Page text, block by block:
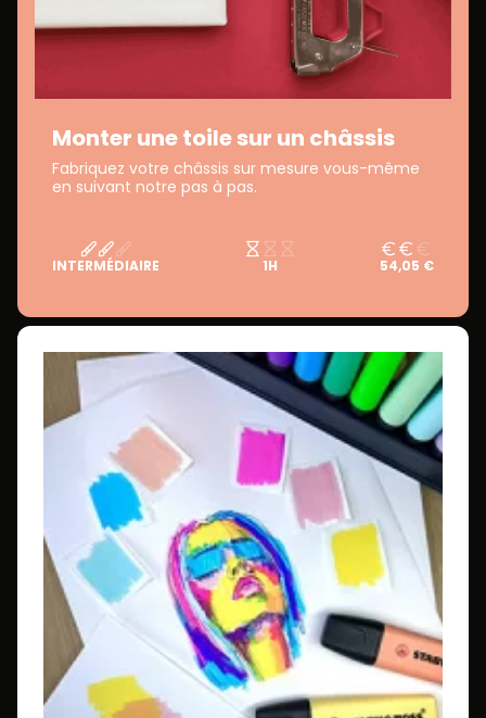
Monter une toile sur un châssis
Fabriquez votre châssis sur mesure vous-même
en suivant notre pas à pas.
INTERMÉDIAIRE 1H 54,05 €